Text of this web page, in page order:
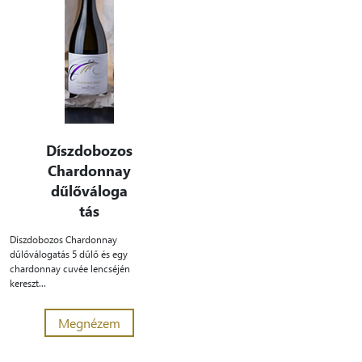
Díszdobozos
Chardonnay
dűlőváloga
tás
Díszdobozos Chardonnay
dűlőválogatás 5 dűlő és egy
chardonnay cuvée lencséjén
kereszt...
Megnézem